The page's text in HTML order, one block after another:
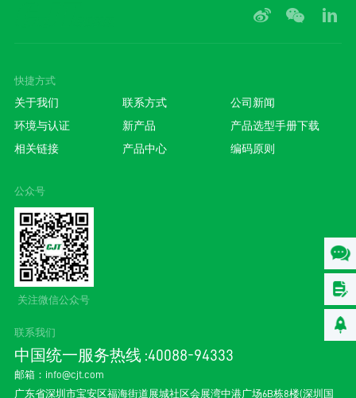
联系我们
中国统一服务热线 :40088-94333
邮箱： info@cjt.com
广东省深圳市宝安区福海街道展城社区会展湾中港广场6B栋8楼(深圳国
快捷方式
关于我们 联系方式 公司新闻
环境与认证 新产品 产品选型手册下载
相关链接 产品中心 编码原则
公众号
关注微信公众号